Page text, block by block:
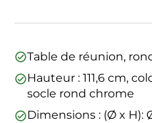
Table de réunion,
Hauteur : 111,6 cm,
socle rond chrome
Dimensions : (Ø x H):